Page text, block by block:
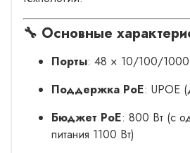
🔧 Основные
Порты: 48 × 10/100/
Поддержка PoE: UPOE
Бюджет PoE: 800 Вт (с
питания 1100 Вт)